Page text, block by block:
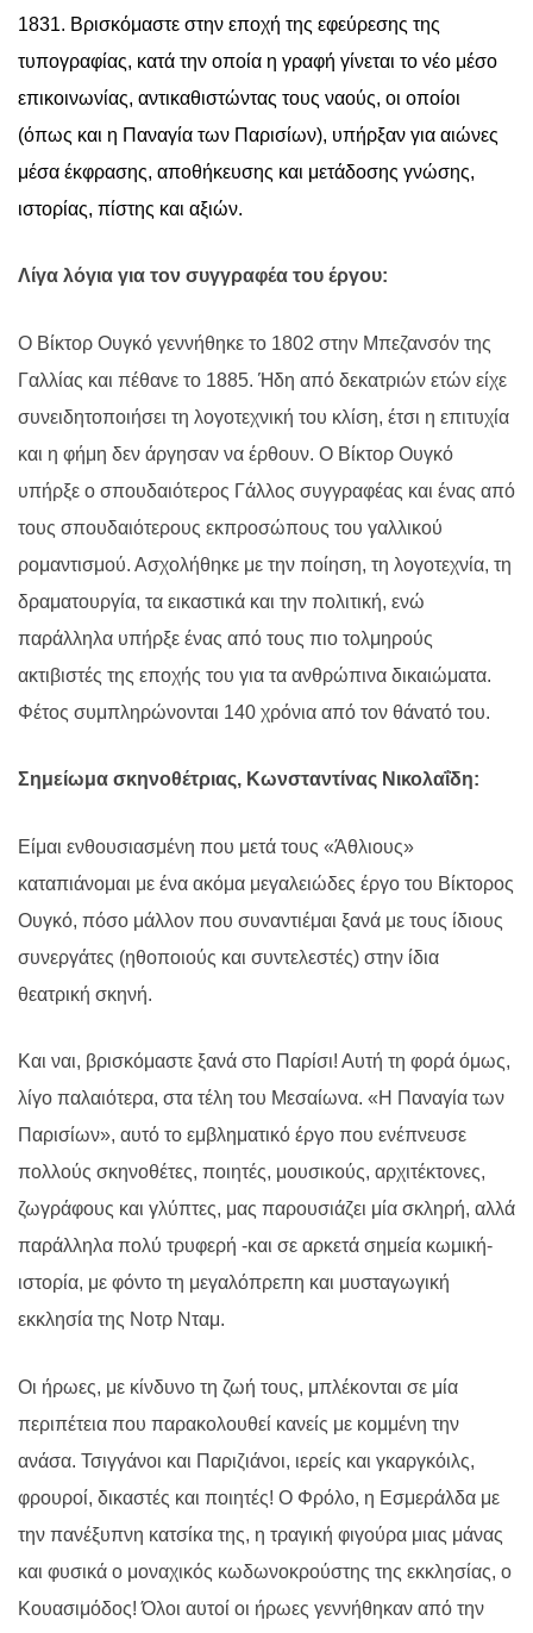
1831. Βρισκόμαστε στην εποχή της εφεύρεσης της
τυπογραφίας, κατά την οποία η γραφή γίνεται το νέο μέσο
επικοινωνίας, αντικαθιστώντας τους ναούς, οι οποίοι
(όπως και η Παναγία των Παρισίων), υπήρξαν για αιώνες
μέσα έκφρασης, αποθήκευσης και μετάδοσης γνώσης,
ιστορίας, πίστης και αξιών.
Λίγα λόγια για τον συγγραφέα του έργου:
Ο Βίκτορ Ουγκό γεννήθηκε το 1802 στην Μπεζανσόν της
Γαλλίας και πέθανε το 1885. Ήδη από δεκατριών ετών είχε
συνειδητοποιήσει τη λογοτεχνική του κλίση, έτσι η επιτυχία
και η φήμη δεν άργησαν να έρθουν. Ο Βίκτορ Ουγκό
υπήρξε ο σπουδαιότερος Γάλλος συγγραφέας και ένας από
τους σπουδαιότερους εκπροσώπους του γαλλικού
ρομαντισμού. Ασχολήθηκε με την ποίηση, τη λογοτεχνία, τη
δραματουργία, τα εικαστικά και την πολιτική, ενώ
παράλληλα υπήρξε ένας από τους πιο τολμηρούς
ακτιβιστές της εποχής του για τα ανθρώπινα δικαιώματα.
Φέτος συμπληρώνονται 140 χρόνια από τον θάνατό του.
Σημείωμα σκηνοθέτριας, Κωνσταντίνας Νικολαΐδη:
Είμαι ενθουσιασμένη που μετά τους «Άθλιους»
καταπιάνομαι με ένα ακόμα μεγαλειώδες έργο του Βίκτoρος
Ουγκό, πόσο μάλλον που συναντιέμαι ξανά με τους ίδιους
συνεργάτες (ηθοποιούς και συντελεστές) στην ίδια
θεατρική σκηνή.
Και ναι, βρισκόμαστε ξανά στο Παρίσι! Αυτή τη φορά όμως,
λίγο παλαιότερα, στα τέλη του Μεσαίωνα. «Η Παναγία των
Παρισίων», αυτό το εμβληματικό έργο που ενέπνευσε
πολλούς σκηνοθέτες, ποιητές, μουσικούς, αρχιτέκτονες,
ζωγράφους και γλύπτες, μας παρουσιάζει μία σκληρή, αλλά
παράλληλα πολύ τρυφερή -και σε αρκετά σημεία κωμική-
ιστορία, με φόντο τη μεγαλόπρεπη και μυσταγωγική
εκκλησία της Νοτρ Νταμ.
Οι ήρωες, με κίνδυνο τη ζωή τους, μπλέκονται σε μία
περιπέτεια που παρακολουθεί κανείς με κομμένη την
ανάσα. Τσιγγάνοι και Παριζιάνοι, ιερείς και γκαργκόιλς,
φρουροί, δικαστές και ποιητές! Ο Φρόλο, η Εσμεράλδα με
την πανέξυπνη κατσίκα της, η τραγική φιγούρα μιας μάνας
και φυσικά ο μοναχικός κωδωνοκρούστης της εκκλησίας, ο
Κουασιμόδος! Όλοι αυτοί οι ήρωες γεννήθηκαν από την